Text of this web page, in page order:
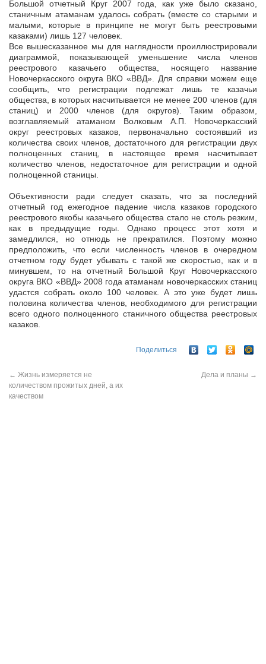
Большой отчетный Круг 2007 года, как уже было сказано,
станичным атаманам удалось собрать (вместе со старыми и
малыми, которые в принципе не могут быть реестровыми
казаками) лишь 127 человек.
Все вышесказанное мы для наглядности проиллюстрировали
диаграммой, показывающей уменьшение числа членов
реестрового казачьего общества, носящего название
Новочеркасского округа ВКО «ВВД». Для справки можем еще
сообщить, что регистрации подлежат лишь те казачьи
общества, в которых насчитывается не менее 200 членов (для
станиц) и 2000 членов (для округов). Таким образом,
возглавляемый атаманом Волковым А.П. Новочеркасский
округ реестровых казаков, первоначально состоявший из
количества своих членов, достаточного для регистрации двух
полноценных станиц, в настоящее время насчитывает
количество членов, недостаточное для регистрации и одной
полноценной станицы.
Объективности ради следует сказать, что за последний
отчетный год ежегодное падение числа казаков городского
реестрового якобы казачьего общества стало не столь резким,
как в предыдущие годы. Однако процесс этот хотя и
замедлился, но отнюдь не прекратился. Поэтому можно
предположить, что если численность членов в очередном
отчетном году будет убывать с такой же скоростью, как и в
минувшем, то на отчетный Большой Круг Новочеркасского
округа ВКО «ВВД» 2008 года атаманам новочеркасских станиц
удастся собрать около 100 человек. А это уже будет лишь
половина количества членов, необходимого для регистрации
всего одного полноценного станичного общества реестровых
казаков.
Поделиться
← Жизнь измеряется не
количеством прожитых дней, а их
качеством
Дела и планы →